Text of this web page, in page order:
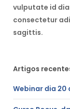
vulputate id
consectetur
sagittis.
Artigos
Webinar dia 20